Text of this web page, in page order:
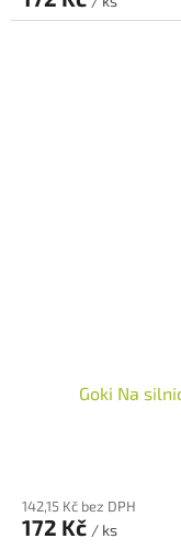
Goki Na
142,15 Kč bez DPH
172 Kč / ks